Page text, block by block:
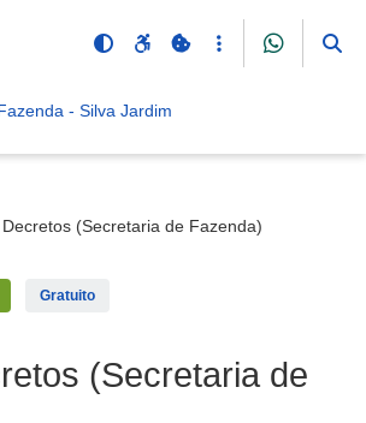
- Silva Jardim
(Secretaria de Fazenda)
Gratuito
(Secretaria de